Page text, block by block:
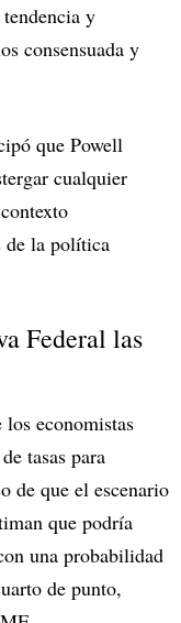
y
consensuada y
que Powell
cualquier
de la política
Federal las
los economistas
tasas para
de que el escenario
que podría
una probabilidad
de punto,